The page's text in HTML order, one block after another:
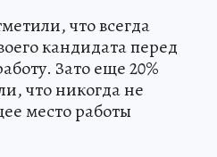
что всегда
кандидата перед
Зато еще 20%
что никогда не
место работы